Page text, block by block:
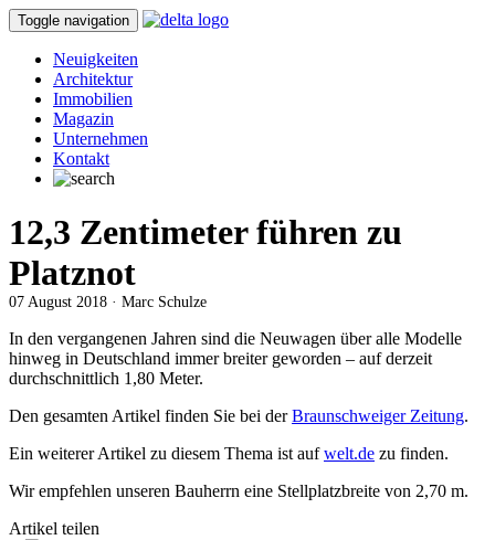
Toggle navigation
Neuigkeiten
Architektur
Immobilien
Magazin
Unternehmen
Kontakt
12,3 Zentimeter führen zu
Platznot
07 August 2018 · Marc Schulze
In den vergangenen Jahren sind die Neuwagen über alle Modelle
hinweg in Deutschland immer breiter geworden – auf derzeit
durchschnittlich 1,80 Meter.
Den gesamten Artikel finden Sie bei derBraunschweiger Zeitung.
Ein weiterer Artikel zu diesem Thema ist aufwelt.de zu finden.
Wir empfehlen unseren Bauherrn eine Stellplatzbreite von 2,70 m.
Artikel teilen